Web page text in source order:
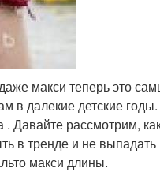
макси теперь это
в далекие детские
. Давайте рассмотрим,
в тренде и не
макси длины.